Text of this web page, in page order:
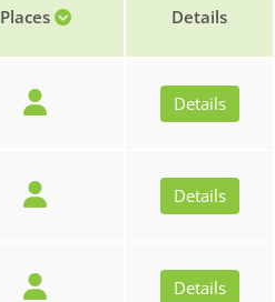
Places Details
Details
Details
Details